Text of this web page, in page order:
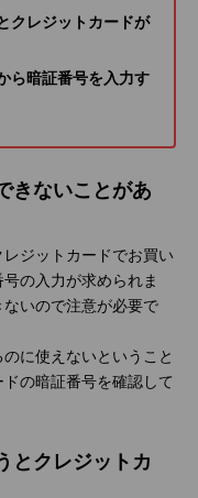
クレジットカードが
ら暗証番号を入力す
きないことがあ
ジットカードでお買い
の入力が求められま
いので注意が必要で
に使えないということ
の暗証番号を確認して
とクレジットカ